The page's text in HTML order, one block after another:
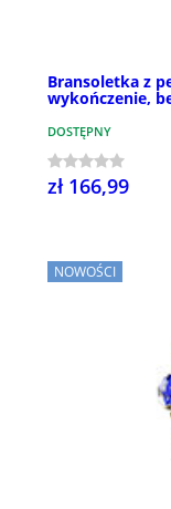
Bransoletka z
wykończenie,
DOSTĘPNY
zł 166,99
NOWOŚCI